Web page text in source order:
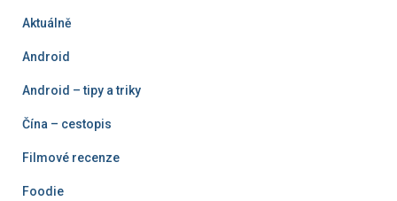
Aktuálně
Android
Android – tipy a triky
Čína – cestopis
Filmové recenze
Foodie